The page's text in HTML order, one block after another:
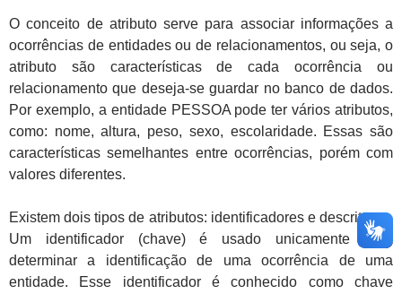
O conceito de atributo serve para associar informações a
ocorrências de entidades ou de relacionamentos, ou seja, o
atributo são características de cada ocorrência ou
relacionamento que deseja-se guardar no banco de dados.
Por exemplo, a entidade PESSOA pode ter vários atributos,
como: nome, altura, peso, sexo, escolaridade. Essas são
características semelhantes entre ocorrências, porém com
valores diferentes.
Existem dois tipos de atributos: identificadores e descritores.
Um identificador (chave) é usado unicamente para
determinar a identificação de uma ocorrência de uma
entidade. Esse identificador é conhecido como chave